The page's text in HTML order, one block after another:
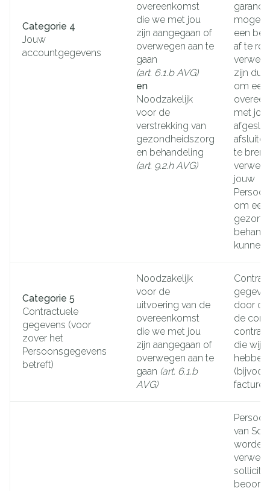
Categorie 4
Jouw
accountgegevens
overeenkomst
die we met jou
zijn aangegaan of
overwegen aan te
gaan
(art. 6.1.b AVG)
en
Noodzakelijk
voor de
verstrekking van
gezondheidszorg
en behandeling
(art. 9.2.h AVG)
een
af te
zijn
om
met jou
te
jouw
om
kunnen
Categorie 5
Contractuele
gegevens (voor
zover het
Persoonsgegevens
betreft)
Noodzakelijk
voor de
uitvoering van de
overeenkomst
die we met jou
zijn aangegaan of
overwegen aan te
gaan (art. 6.1.b
AVG)
door
de
die wij
hebben
van
worden